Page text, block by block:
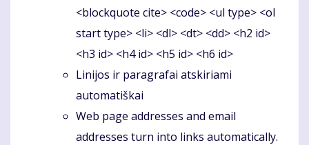
<blockquote cite> <code> <ul type> <ol
start type> <li> <dl> <dt> <dd> <h2 id>
<h3 id> <h4 id> <h5 id> <h6 id>
Linijos ir paragrafai atskiriami
automatiškai
Web page addresses and email
addresses turn into links automatically.